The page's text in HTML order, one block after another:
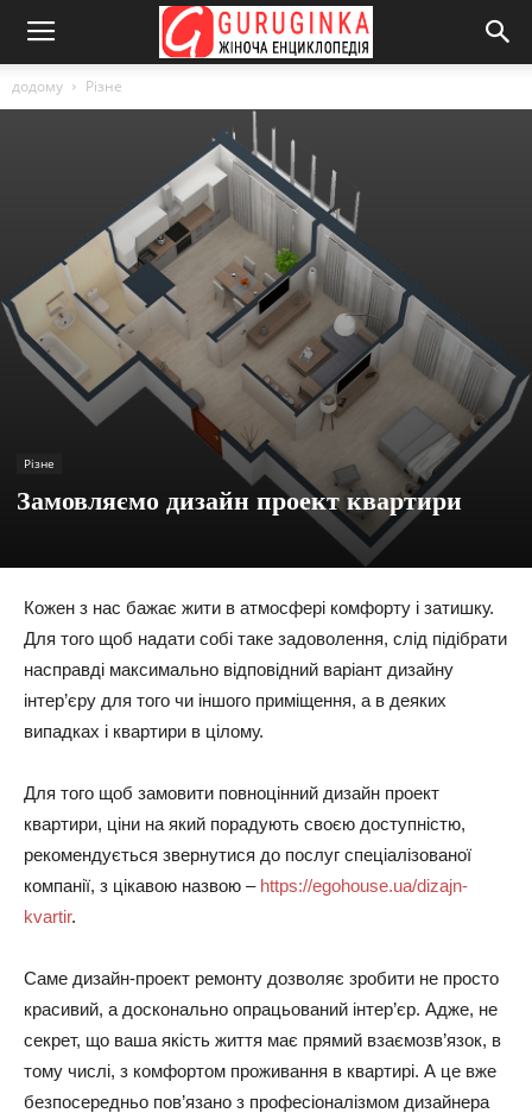
додому Різне
Різне
Замовляємо дизайн проект квартири
Кожен з нас бажає жити в атмосфері комфорту і затишку.
Для того щоб надати собі таке задоволення, слід підібрати
насправді максимально відповідний варіант дизайну
інтер’єру для того чи іншого приміщення, а в деяких
випадках і квартири в цілому.
Для того щоб замовити повноцінний дизайн проект
квартири, ціни на який порадують своєю доступністю,
рекомендується звернутися до послуг спеціалізованої
компанії, з цікавою назвою – https://egohouse.ua/dizajn-
kvartir.
Саме дизайн-проект ремонту дозволяє зробити не просто
красивий, а досконально опрацьований інтер’єр. Адже, не
секрет, що ваша якість життя має прямий взаємозв’язок, в
тому числі, з комфортом проживання в квартирі. А це вже
безпосередньо пов’язано з професіоналізмом дизайнера